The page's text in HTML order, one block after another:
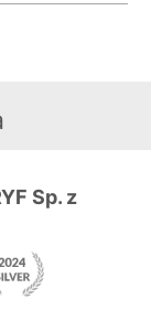
Sp. z